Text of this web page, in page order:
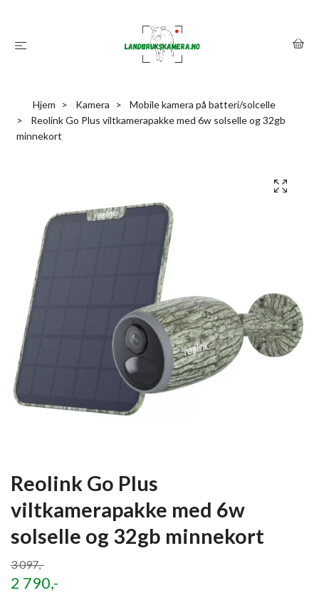
Hjem Kamera
Mobile kamera på batteri/solcelle
Reolink Go Plus viltkamerapakke med 6w solselle og 32gb
minnekort
Reolink Go Plus
viltkamerapakke med 6w
solselle og 32gb minnekort
3 097,-
2 790,-